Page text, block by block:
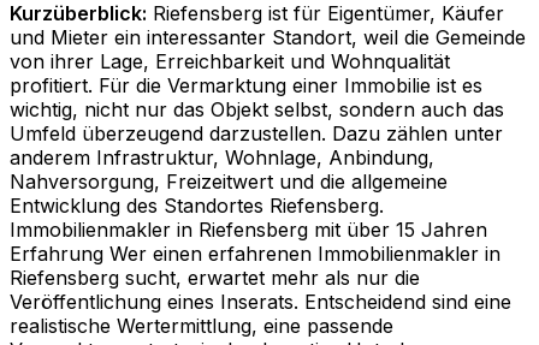
Kurzüberblick: Riefensberg ist für Eigentümer, Käufer
und Mieter ein interessanter Standort, weil die Gemeinde
von ihrer Lage, Erreichbarkeit und Wohnqualität
profitiert. Für die Vermarktung einer Immobilie ist es
wichtig, nicht nur das Objekt selbst, sondern auch das
Umfeld überzeugend darzustellen. Dazu zählen unter
anderem Infrastruktur, Wohnlage, Anbindung,
Nahversorgung, Freizeitwert und die allgemeine
Entwicklung des Standortes Riefensberg.
Immobilienmakler in Riefensberg mit über 15 Jahren
Erfahrung Wer einen erfahrenen Immobilienmakler in
Riefensberg sucht, erwartet mehr als nur die
Veröffentlichung eines Inserats. Entscheidend sind eine
realistische Wertermittlung, eine passende